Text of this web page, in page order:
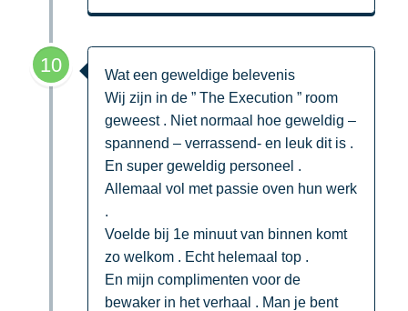
10
Wat een geweldige belevenis
Wij zijn in de ” The Execution ” room
geweest . Niet normaal hoe geweldig –
spannend – verrassend- en leuk dit is .
En super geweldig personeel .
Allemaal vol met passie oven hun werk
.
Voelde bij 1e minuut van binnen komt
zo welkom . Echt helemaal top .
En mijn complimenten voor de
bewaker in het verhaal . Man je bent